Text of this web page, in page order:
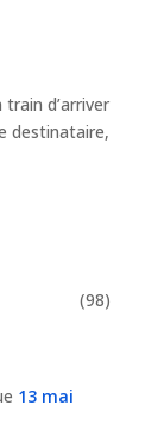
d’arriver
destinataire,
(98)
13 mai